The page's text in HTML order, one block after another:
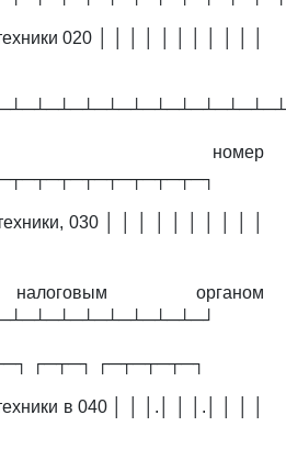
020 │ │ │ │ │ │ │ │ │ │ │
номер
030 │ │ │ │ │ │ │ │ │ │
органом
┌─┬─┐ ┌─┬─┬─┬─┐
в 040 │ │ │.│ │ │.│ │ │ │